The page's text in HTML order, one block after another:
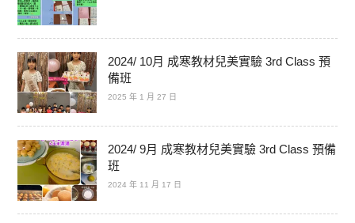
2024/ 10月 成寒教材兒美實驗 3rd Class 預
備班
2025 年 1 月 27 日
2024/ 9月 成寒教材兒美實驗 3rd Class 預備
班
2024 年 11 月 17 日